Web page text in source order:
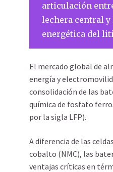
articulación
lechera central y
energética del
El mercado global de
energía y
consolidación de las
química de fosfato
por la sigla LFP).
A diferencia de las
cobalto (NMC), las
ventajas críticas en